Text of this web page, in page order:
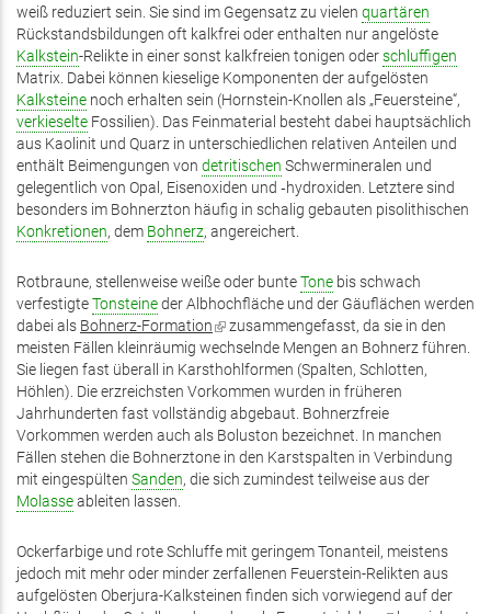
weiß reduziert sein. Sie sind im Gegensatz zu vielen quartären
Rückstandsbildungen oft kalkfrei oder enthalten nur angelöste
Kalkstein-Relikte in einer sonst kalkfreien tonigen oderschluffigen
Matrix. Dabei können kieselige Komponenten der aufgelösten
Kalksteine noch erhalten sein (Hornstein-Knollen als „Feuersteine“,
verkieselte Fossilien). Das Feinmaterial besteht dabei hauptsächlich
aus Kaolinit und Quarz in unterschiedlichen relativen Anteilen und
enthält Beimengungen von detritischen Schwermineralen und
gelegentlich von Opal, Eisenoxiden und ‑hydroxiden. Letztere sind
besonders im Bohnerzton häufig in schalig gebauten pisolithischen
Konkretionen, dem Bohnerz, angereichert.
Rotbraune, stellenweise weiße oder bunteTone bis schwach
verfestigteTonsteineder Albhochfläche und der Gäuflächen werden
dabei als Bohnerz-Formation(Link
ist
extern)
zusammengefasst, da sie in den
meisten Fällen kleinräumig wechselnde Mengen an Bohnerz führen.
Sie liegen fast überall in Karsthohlformen (Spalten, Schlotten,
Höhlen). Die erzreichsten Vorkommen wurden in früheren
Jahrhunderten fast vollständig abgebaut. Bohnerzfreie
Vorkommen werden auch als Boluston bezeichnet. In manchen
Fällen stehen die Bohnerztone in den Karstspalten in Verbindung
mit eingespülten Sanden, die sich zumindest teilweise aus der
Molasseableiten lassen.
Ockerfarbige und rote Schluffe mit geringem Tonanteil, meistens
jedoch mit mehr oder minder zerfallenen Feuerstein-Relikten aus
aufgelösten Oberjura-Kalksteinen finden sich vorwiegend auf der